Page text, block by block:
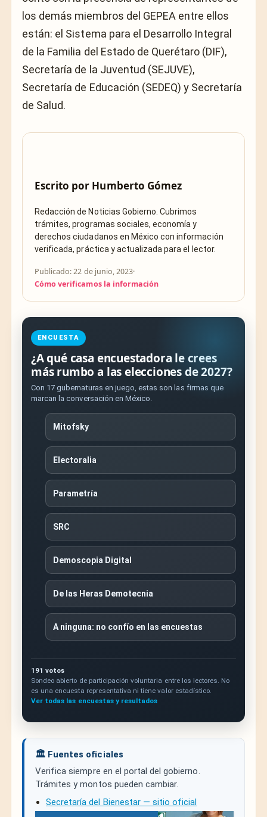
los demás miembros del GEPEA entre ellos
están: el Sistema para el Desarrollo Integral
de la Familia del Estado de Querétaro (DIF),
Secretaría de la Juventud (SEJUVE),
Secretaría de Educación (SEDEQ) y Secretaría
de Salud.
Escrito por Humberto Gómez
Redacción de Noticias Gobierno. Cubrimos
trámites, programas sociales, economía y
derechos ciudadanos en México con información
verificada, práctica y actualizada para el lector.
Publicado: 22 de junio, 2023·
Cómo verificamos la información
ENCUESTA
¿A qué casa encuestadora le crees
más rumbo a las elecciones de 2027?
Con 17 gubernaturas en juego, estas son las firmas que
marcan la conversación en México.
Mitofsky
Electoralia
Parametría
SRC
Demoscopia Digital
De las Heras Demotecnia
A ninguna: no confío en las encuestas
191 votos
Sondeo abierto de participación voluntaria entre los lectores. No
es una encuesta representativa ni tiene valor estadístico.
Ver todas las encuestas y resultados
🏛️ Fuentes oficiales
Verifica siempre en el portal del gobierno.
Trámites y montos pueden cambiar.
Secretaría del Bienestar — sitio oficial